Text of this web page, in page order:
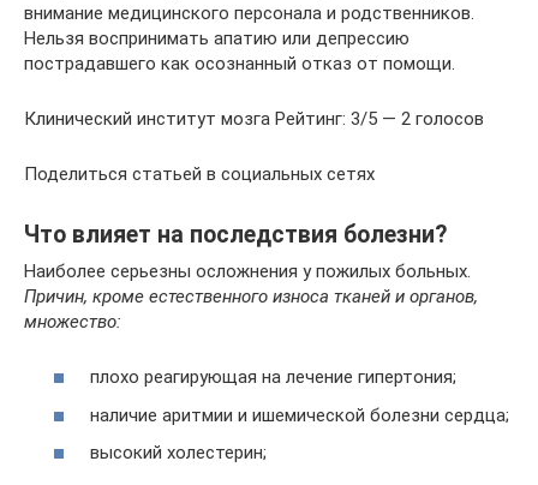
внимание медицинского персонала и родственников.
Нельзя воспринимать апатию или депрессию
пострадавшего как осознанный отказ от помощи.
Клинический институт мозга Рейтинг: 3/5 — 2 голосов
Поделиться статьей в социальных сетях
Что влияет на последствия болезни?
Наиболее серьезны осложнения у пожилых больных.
Причин, кроме естественного износа тканей и органов,
множество:
плохо реагирующая на лечение гипертония;
наличие аритмии и ишемической болезни сердца;
высокий холестерин;